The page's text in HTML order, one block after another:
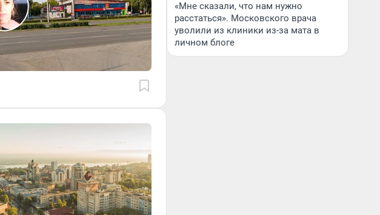
«Мне сказали, что нам нужно
расстаться». Московского врача
уволили из клиники из-за мата в
личном блоге